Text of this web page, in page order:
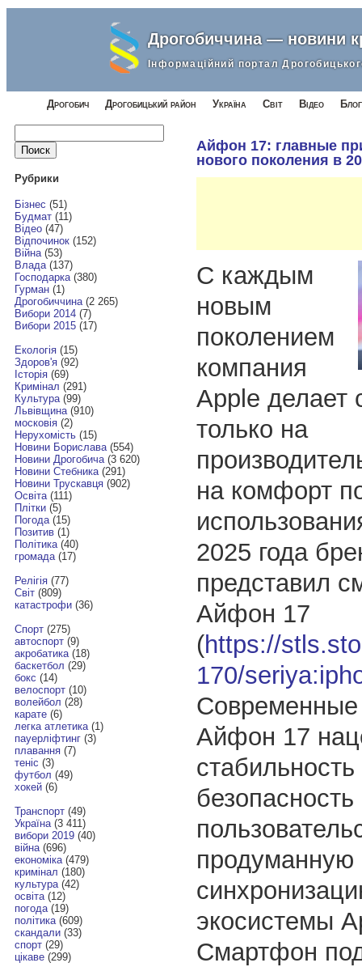
Дрогобиччина — новини
Інформаційний портал
Дрогобич Дрогобицький район Україна Світ Відео
Найти:
Рубрики
Бізнес (51)
Будмат(11)
Відео(47)
Відпочинок(152)
Війна(53)
Влада(137)
Господарка(380)
Гурман(1)
Дрогобиччина(2 265)
Вибори 2014(7)
Вибори 2015(17)
Екологія(15)
Здоров'я(92)
Історія(69)
Кримінал (291)
Культура(99)
Львівщина(910)
московія(2)
Нерухомість(15)
Новини Борислава(554)
Новини Дрогобича(3 620)
Новини Стебника(291)
Новини Трускавця(902)
Освіта(111)
Плітки(5)
Погода(15)
Позитив(1)
Політика(40)
громада(17)
Релігія(77)
Світ(809)
катастрофи(36)
Спорт(275)
автоспорт(9)
акробатика(18)
баскетбол (29)
бокс (14)
велоспорт(10)
волейбол (28)
карате(6)
легка атлетика(1)
пауерліфтинг(3)
плавання(7)
теніс (3)
футбол (49)
хокей(6)
Транспорт(49)
Україна(3 411)
вибори 2019(40)
війна(696)
економіка(479)
кримінал (180)
культура(42)
освіта(12)
погода(19)
політика(609)
скандали(33)
спорт(29)
цікаве(299)
Айфон 17: главные
нового поколения в
С каждым
новым
поколением
компания
Apple делает
только на
на комфорт
2025 года
представил
Айфон 17
(https://
170/
Современные
Айфон 17
безопасность
продуманную
экосистемы
Смартфон